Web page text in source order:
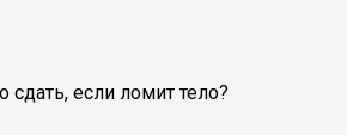
если ломит тело?